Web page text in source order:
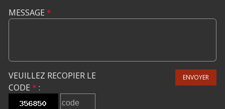
MESSAGE *
VEUILLEZ RECOPIER LE
CODE * :
ENVOYER